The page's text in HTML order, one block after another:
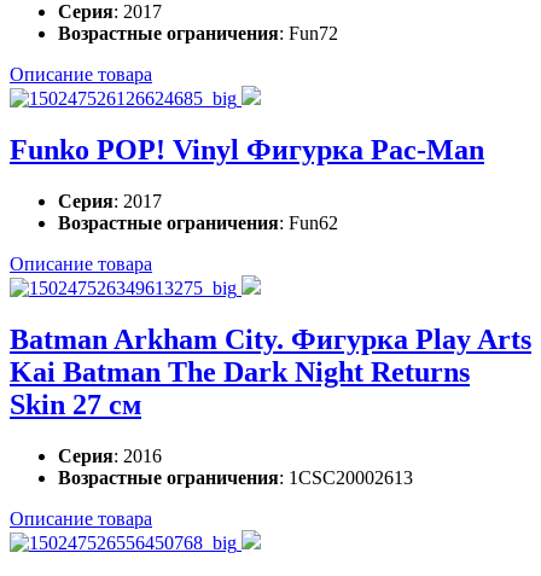
Серия: 2017
Возрастные ограничения: Fun72
Описание товара
Funko POP! Vinyl Фигурка Pac-Man
Серия: 2017
Возрастные ограничения: Fun62
Описание товара
Batman Arkham City. Фигурка Play Arts
Kai Batman The Dark Night Returns
Skin 27 см
Серия: 2016
Возрастные ограничения: 1CSC20002613
Описание товара